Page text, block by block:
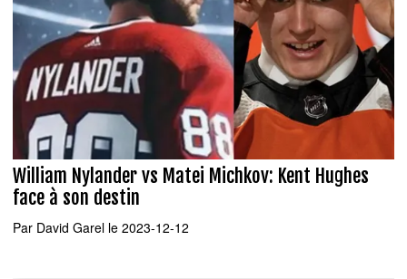
William Nylander vs Matei Michkov: Kent Hughes
face à son destin
Par David Garel le 2023-12-12